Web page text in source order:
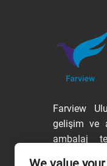
Farview
gelişim ve
ambalaj